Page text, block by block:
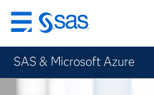
Wróć
do
strony
głównej
SAS & Microsoft Azure